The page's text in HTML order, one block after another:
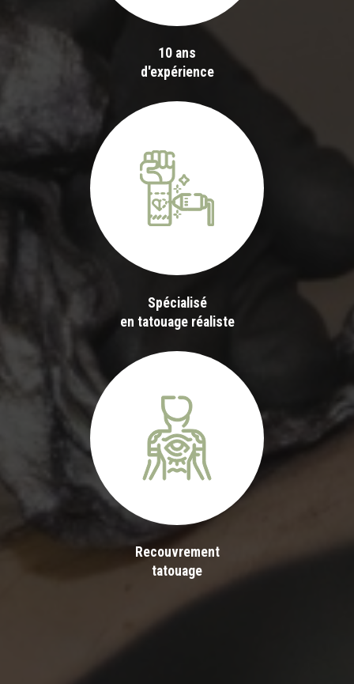
10 ans
d'expérience
Spécialisé
en tatouage réaliste
Recouvrement
tatouage